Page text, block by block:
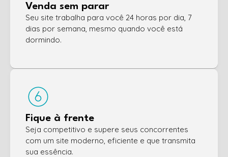
Venda sem parar
Seu site trabalha para você 24 horas por dia, 7
dias por semana, mesmo quando você está
dormindo.
Fique à frente
Seja competitivo e supere seus concorrentes
com um site moderno, eficiente e que transmita
sua essência.